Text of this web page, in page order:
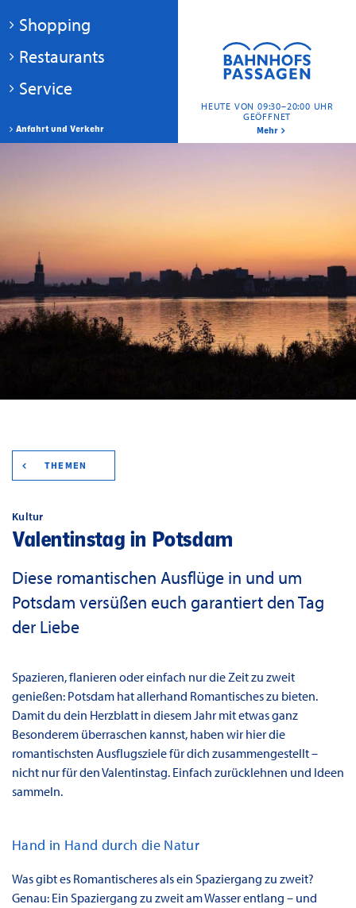
HEUTE VON 09:30–20:00 UHR
GEÖFFNET
Mehr
Anfahrt und Verkehr
Shopping
Restaurants
Service
THEMEN
Kultur
Valentinstag in Potsdam
Diese romantischen Ausflüge in und um
Potsdam versüßen euch garantiert den Tag
der Liebe
Spazieren, flanieren oder einfach nur die Zeit zu zweit
genießen: Potsdam hat allerhand Romantisches zu bieten.
Damit du dein Herzblatt in diesem Jahr mit etwas ganz
Besonderem überraschen kannst, haben wir hier die
romantischsten Ausflugsziele für dich zusammengestellt –
nicht nur für den Valentinstag. Einfach zurücklehnen und Ideen
sammeln.
Hand in Hand durch die Natur
Was gibt es Romantischeres als ein Spaziergang zu zweit?
Genau: Ein Spaziergang zu zweit am Wasser entlang – und